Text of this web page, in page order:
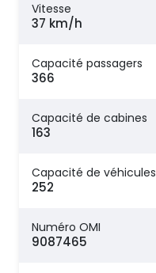
Vitesse
37 km/h
Capacité passagers
366
Capacité de cabines
163
Capacité de véhicules
252
Numéro OMI
9087465